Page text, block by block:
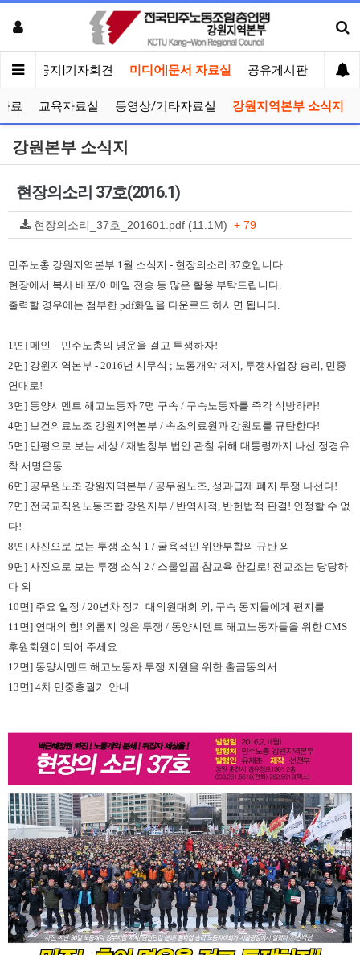
인 공지|기자회견 미디어|문서 자료실 공유게시판 선거
료 교육자료실 동영상/기타자료실 강원지역본부 소식지
강원본부 소식지
현장의소리 37호(2016.1)
현장의소리_37호_201601.pdf (11.1M) + 79
민주노총 강원지역본부 1월 소식지 - 현장의소리 37호입니다.
현장에서 복사 배포/이메일 전송 등 많은 활용 부탁드립니다.
출력할 경우에는 첨부한 pdf화일을 다운로드 하시면 됩니다.
1면] 메인 – 민주노총의 명운을 걸고 투쟁하자!
2면] 강원지역본부 - 2016년 시무식 ; 노동개악 저지, 투쟁사업장 승리, 민중
연대로!
3면] 동양시멘트 해고노동자 7명 구속 / 구속노동자를 즉각 석방하라!
4면] 보건의료노조 강원지역본부 / 속초의료원과 강원도를 규탄한다!
5면] 만평으로 보는 세상 / 재벌청부 법안 관철 위해 대통령까지 나선 정경유
착 서명운동
6면] 공무원노조 강원지역본부 / 공무원노조, 성과급제 폐지 투쟁 나선다!
7면] 전국교직원노동조합 강원지부 / 반역사적, 반헌법적 판결 ! 인정할 수 없
다!
8면] 사진으로 보는 투쟁 소식 1 / 굴욕적인 위안부합의 규탄 외
9면] 사진으로 보는 투쟁 소식 2 / 스물일곱 참교육 한길로! 전교조는 당당하
다 외
10면] 주요 일정 / 20년차 정기 대의원대회 외, 구속 동지들에게 편지를
11면] 연대의 힘 ! 외롭지 않은 투쟁 / 동양시멘트 해고노동자들을 위한 CMS
후원회원이 되어 주세요
12면] 동양시멘트 해고노동자 투쟁 지원을 위한 출금동의서
13면] 4차 민중총궐기 안내